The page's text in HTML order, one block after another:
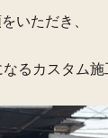
いただき、
るカスタム施